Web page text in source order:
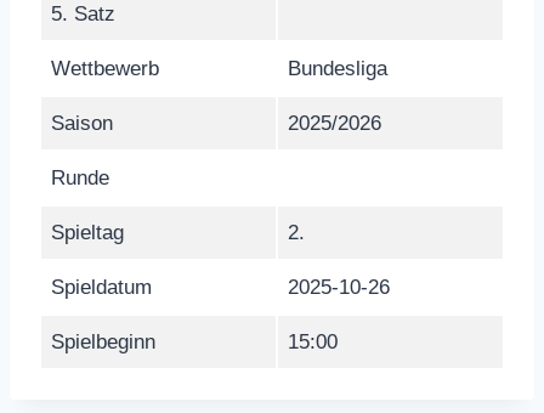
5. Satz
Wettbewerb Bundesliga
Saison 2025/2026
Runde
Spieltag 2.
Spieldatum 2025-10-26
Spielbeginn 15:00